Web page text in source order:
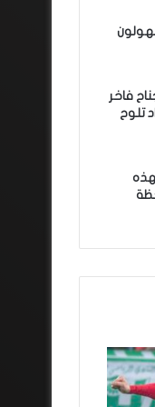
بجناح فاخر
تلوح